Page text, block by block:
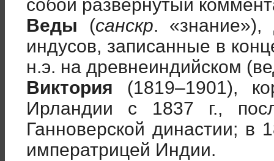
собой развернутый
Веды (санскр. «знание»),
индусов, записанные в
н.э. на древнеиндийском
Виктория (1819–1901),
Ирландии с 1837 г.,
Ганноверской династии; в
императрицей Индии.